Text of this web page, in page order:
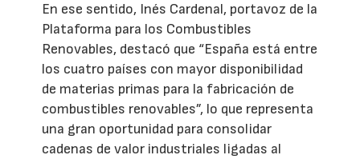
En ese sentido, Inés Cardenal, portavoz de la
Plataforma para los Combustibles
Renovables, destacó que “España está entre
los cuatro países con mayor disponibilidad
de materias primas para la fabricación de
combustibles renovables”, lo que representa
una gran oportunidad para consolidar
cadenas de valor industriales ligadas al